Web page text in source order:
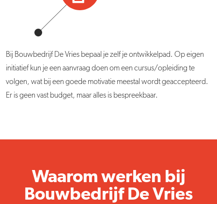
Bij Bouwbedrijf De Vries bepaal je zelf je ontwikkelpad. Op eigen
initiatief kun je een aanvraag doen om een cursus/opleiding te
volgen, wat bij een goede motivatie meestal wordt geaccepteerd.
Er is geen vast budget, maar alles is bespreekbaar.
Waarom werken bij
Bouwbedrijf De Vries